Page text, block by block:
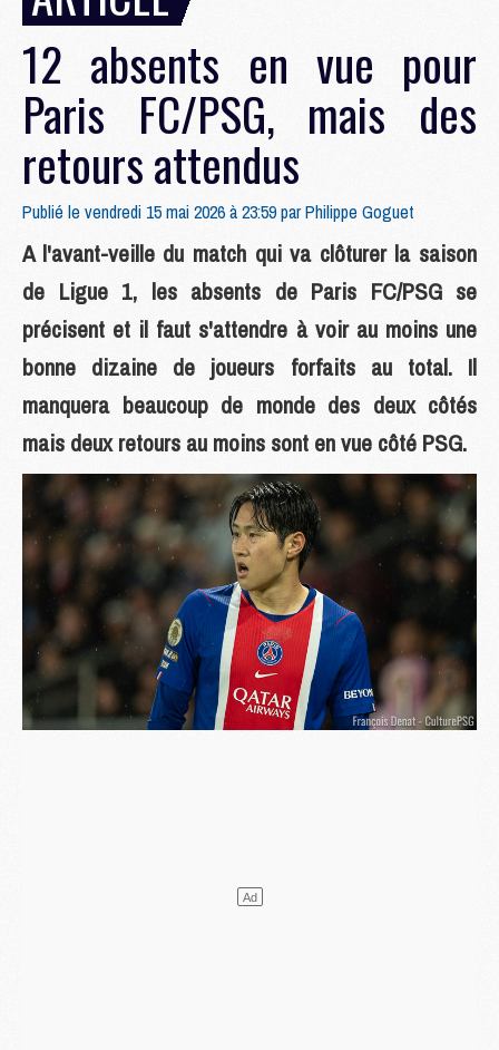
12 absents en vue pour
Paris FC/PSG, mais des
retours attendus
Publié le vendredi 15 mai 2026 à 23:59 parPhilippe Goguet
A l'avant-veille du match qui va clôturer la saison
de Ligue 1, les absents de Paris FC/PSG se
précisent et il faut s'attendre à voir au moins une
bonne dizaine de joueurs forfaits au total. Il
manquera beaucoup de monde des deux côtés
mais deux retours au moins sont en vue côté PSG.